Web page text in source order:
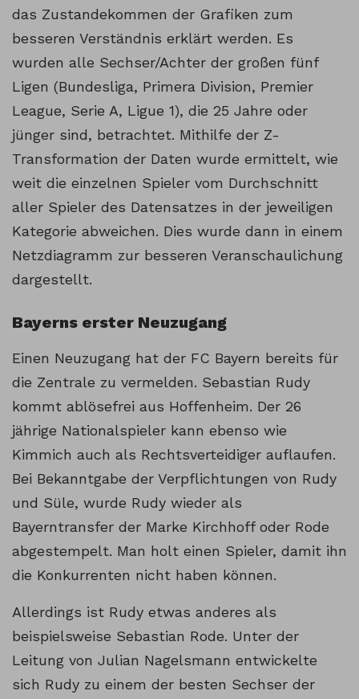
das Zustandekommen der Grafiken zum
besseren Verständnis erklärt werden. Es
wurden alle Sechser/Achter der großen fünf
Ligen (Bundesliga, Primera Division, Premier
League, Serie A, Ligue 1), die 25 Jahre oder
jünger sind, betrachtet. Mithilfe der Z-
Transformation der Daten wurde ermittelt, wie
weit die einzelnen Spieler vom Durchschnitt
aller Spieler des Datensatzes in der jeweiligen
Kategorie abweichen. Dies wurde dann in einem
Netzdiagramm zur besseren Veranschaulichung
dargestellt.
Bayerns erster Neuzugang
Einen Neuzugang hat der FC Bayern bereits für
die Zentrale zu vermelden. Sebastian Rudy
kommt ablösefrei aus Hoffenheim. Der 26
jährige Nationalspieler kann ebenso wie
Kimmich auch als Rechtsverteidiger auflaufen.
Bei Bekanntgabe der Verpflichtungen von Rudy
und Süle, wurde Rudy wieder als
Bayerntransfer der Marke Kirchhoff oder Rode
abgestempelt. Man holt einen Spieler, damit ihn
die Konkurrenten nicht haben können.
Allerdings ist Rudy etwas anderes als
beispielsweise Sebastian Rode. Unter der
Leitung von Julian Nagelsmann entwickelte
sich Rudy zu einem der besten Sechser der